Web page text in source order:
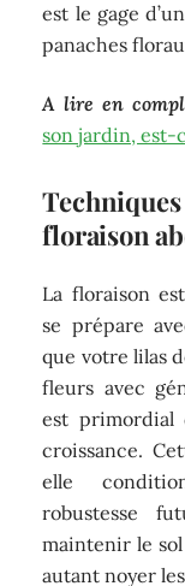
est le gage
panaches
A lire en
son jardin, est-
floraison
La floraison
se prépare
que votre lilas
fleurs avec
est primordial
croissance.
elle
robustesse
maintenir le
autant noyer